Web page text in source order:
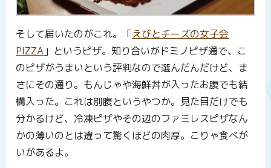
そして届いたのがこれ。「えびとチーズの女子会
PIZZA 」というピザ。知り合いがドミノピザ通で、こ
のピザがうまいという評判なので選んだんだけど、ま
さにその通り。もんじゃや海鮮丼が入ったお腹でも結
構入った。これは別腹というやつか。見た目だけでも
分かるけど、冷凍ピザやその辺のファミレスピザなん
かの薄いのとは違って驚くほどの肉厚。こりゃ食べが
いがあるよ。